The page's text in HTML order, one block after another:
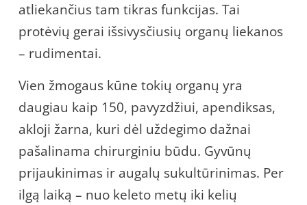
atliekančius tam tikras funkcijas. Tai
protėvių gerai išsivysčiusių organų liekanos
– rudimentai.
Vien žmogaus kūne tokių organų yra
daugiau kaip 150, pavyzdžiui, apendiksas,
akloji žarna, kuri dėl uždegimo dažnai
pašalinama chirurginiu būdu. Gyvūnų
prijaukinimas ir augalų sukultūrinimas. Per
ilgą laiką – nuo keleto metų iki kelių